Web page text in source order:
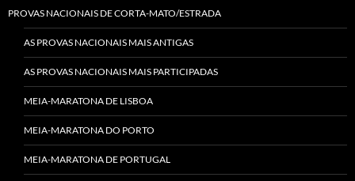
PROVAS NACIONAIS DE CORTA-MATO/ESTRADA
AS PROVAS NACIONAIS MAIS ANTIGAS
AS PROVAS NACIONAIS MAIS PARTICIPADAS
MEIA-MARATONA DE LISBOA
MEIA-MARATONA DO PORTO
MEIA-MARATONA DE PORTUGAL